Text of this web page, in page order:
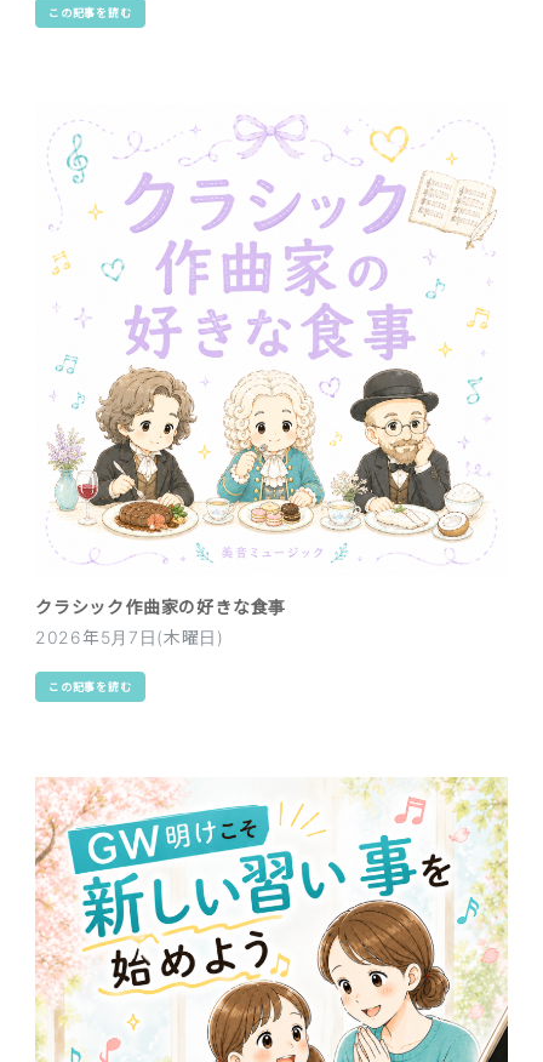
この記事を読む
クラシック作曲家の好きな食事
2026年5月7日(木曜日)
この記事を読む